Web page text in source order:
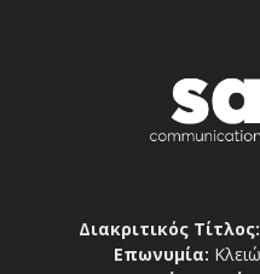
Διακριτικός Τίτλος:
Επωνυμία: